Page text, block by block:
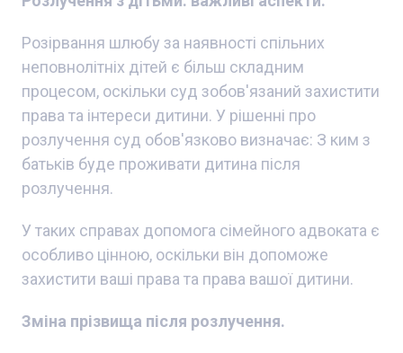
Розірвання шлюбу за наявності спільних
неповнолітніх дітей є більш складним
процесом, оскільки суд зобов'язаний захистити
права та інтереси дитини. У рішенні про
розлучення суд обов'язково визначає: З ким з
батьків буде проживати дитина після
розлучення.
У таких справах допомога сімейного адвоката є
особливо цінною, оскільки він допоможе
захистити ваші права та права вашої дитини.
Зміна прізвища після розлучення.